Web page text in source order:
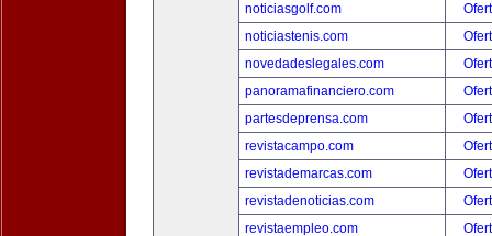
noticiasgolf.com
noticiastenis.com
novedadeslegales.com
panoramafinanciero.com
partesdeprensa.com
revistacampo.com
revistademarcas.com
revistadenoticias.com
revistaempleo.com